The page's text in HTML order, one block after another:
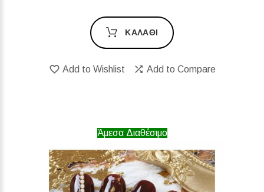
ΚΑΛΆΘΙ
Add to Wishlist Add to Compare
Άμεσα Διαθέσιμο